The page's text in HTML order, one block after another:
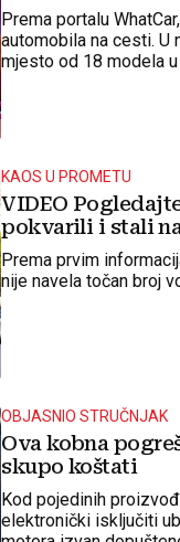
Prema portalu
automobila na cesti. U
mjesto od 18 modela
KAOS U PROMETU
VIDEO
pokvarili i stali
Prema prvim
nije navela točan broj
OBJASNIO STRUČNJAK
Ova kobna
skupo koštati
Kod pojedinih
elektronički isključiti